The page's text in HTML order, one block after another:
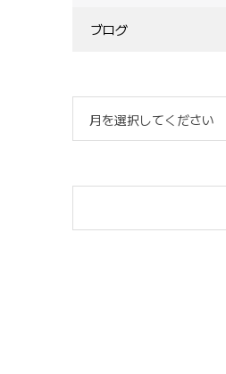
ブログ
月を選択してください